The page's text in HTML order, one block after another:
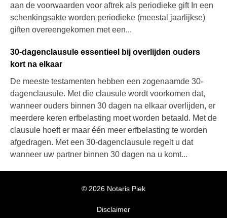
aan de voorwaarden voor aftrek als periodieke gift In een
schenkingsakte worden periodieke (meestal jaarlijkse)
giften overeengekomen met een...
30-dagenclausule essentieel bij overlijden ouders
kort na elkaar
De meeste testamenten hebben een zogenaamde 30-
dagenclausule. Met die clausule wordt voorkomen dat,
wanneer ouders binnen 30 dagen na elkaar overlijden, er
meerdere keren erfbelasting moet worden betaald. Met de
clausule hoeft er maar één meer erfbelasting te worden
afgedragen. Met een 30-dagenclausule regelt u dat
wanneer uw partner binnen 30 dagen na u komt...
© 2026 Notaris Piek
Disclaimer